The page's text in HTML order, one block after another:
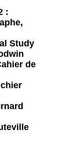
:
Study
de